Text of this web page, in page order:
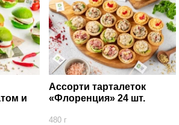
и
Ассорти тарталеток
«Флоренция» 24 шт.
480 г